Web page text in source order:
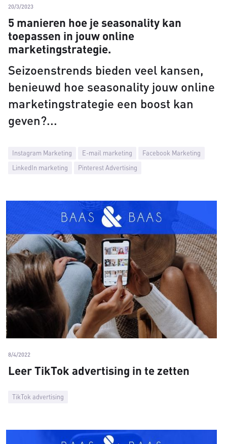
Instagram Marketing E-mail marketing
Facebook Marketing
LinkedIn marketing
Pinterest Advertising
20/3/2023
5 manieren hoe je seasonality kan
toepassen in jouw online
marketingstrategie.
Seizoenstrends bieden veel kansen,
benieuwd hoe seasonality jouw online
marketingstrategie een boost kan
geven?
TikTok advertising
8/4/2022
Leer TikTok advertising in te zetten